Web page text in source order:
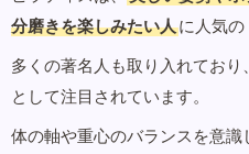
分磨きを楽しみたい人に人気の
多くの著名人も取り入れてお
として注目されています。
体の軸や重心のバランスを意識